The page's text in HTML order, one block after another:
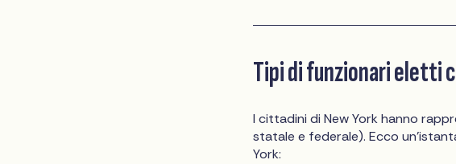
Tipi di funzionari eletti
I cittadini di New York hanno
statale e federale). Ecco
York: